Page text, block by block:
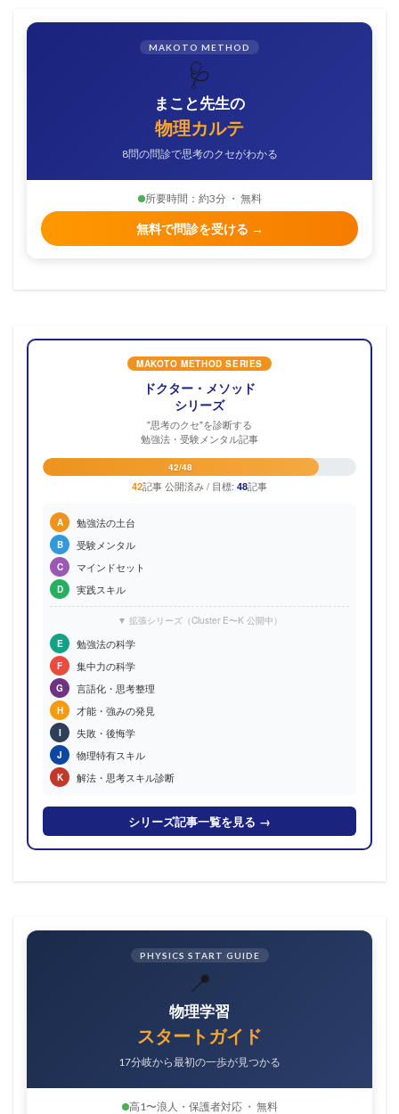
MAKOTO METHOD
🩺
まこと先生の
物理カルテ
8問の問診で思考のクセがわかる
所要時間：約3分 ・ 無料
無料で問診を受ける →
MAKOTO METHOD SERIES
ドクター・メソッド
シリーズ
"思考のクセ"を診断する
勉強法・受験メンタル記事
42/48
42記事 公開済み / 目標: 48記事
A 勉強法の土台
B 受験メンタル
C マインドセット
D 実践スキル
▼ 拡張シリーズ（Cluster E〜K 公開中）
E
勉強法の科学
F 集中力の科学
G 言語化・思考整理
H 才能・強みの発見
I 失敗・後悔学
J 物理特有スキル
K 解法・思考スキル診断
シリーズ記事一覧を見る →
PHYSICS START GUIDE
📍
物理学習
スタートガイド
17分岐から最初の一歩が見つかる
高1〜浪人・保護者対応 ・ 無料